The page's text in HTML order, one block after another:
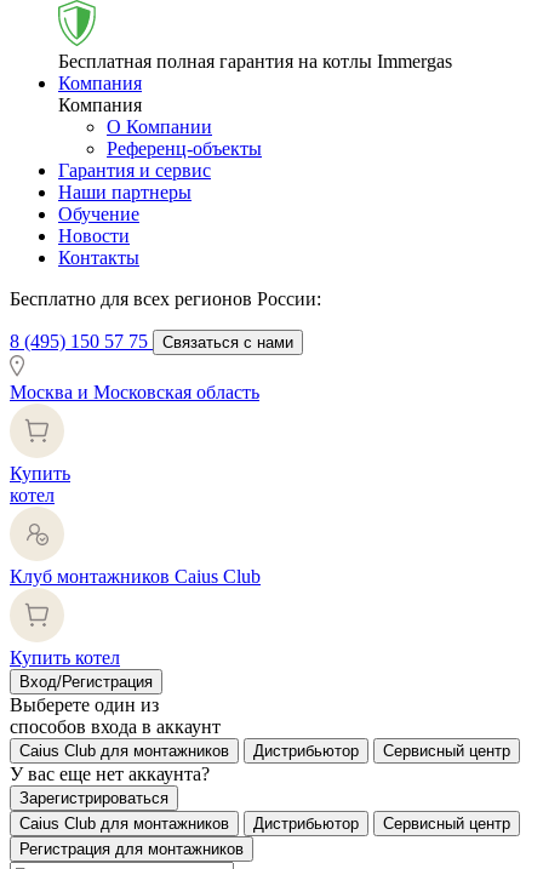
Бесплатная полная гарантия на котлы Immergas
Компания
Компания
О Компании
Референц-объекты
Гарантия и сервис
Наши партнеры
Обучение
Новости
Контакты
Бесплатно для всех регионов России:
8 (495) 150 57 75 Связаться с нами
Москва и Московская область
Купить
котел
Клуб монтажников Caius Club
Купить котел
Вход/Регистрация
Выберете один из
способов входа в аккаунт
Caius Club для монтажников Дистрибьютор Сервисный центр
У вас еще нет аккаунта?
Зарегистрироваться
Caius Club для монтажников
Дистрибьютор
Сервисный центр
Регистрация для монтажников